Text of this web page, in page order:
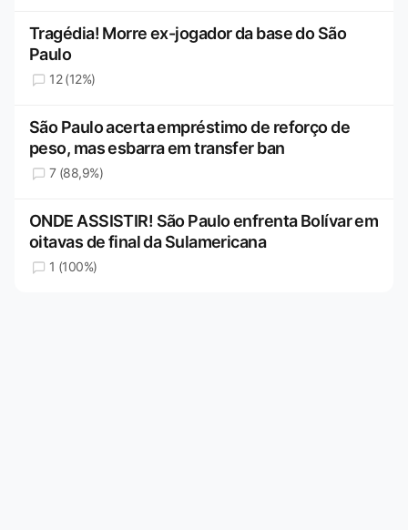
Tragédia! Morre ex-jogador da base do São
Paulo
12 (12%)
São Paulo acerta empréstimo de reforço de
peso, mas esbarra em transfer ban
7 (88,9%)
ONDE ASSISTIR! São Paulo enfrenta Bolívar em
oitavas de final da Sulamericana
1 (100%)